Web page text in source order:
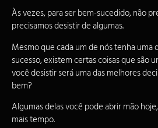
Às vezes, para ser bem-sucedido, não
precisamos desistir de algumas.
Mesmo que cada um de nós tenha
sucesso, existem certas coisas que são
você desistir será uma das melhores
bem?
Algumas delas você pode abrir mão
mais tempo.